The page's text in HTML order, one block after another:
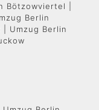
Bötzowviertel |
Berlin
| Umzug Berlin